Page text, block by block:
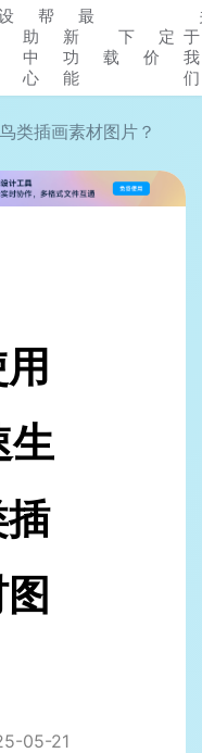
帮
助
中
心
最
新
功
能
下
载
定
价
于
我
们
类插画素材图片？
生
05-21